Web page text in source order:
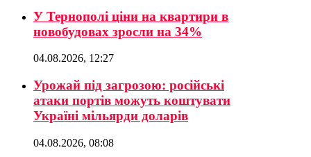
У Тернополі ціни на квартири в
новобудовах зросли на 34%
04.08.2026, 12:27
Урожай під загрозою: російські
атаки портів можуть коштувати
Україні мільярди доларів
04.08.2026, 08:08